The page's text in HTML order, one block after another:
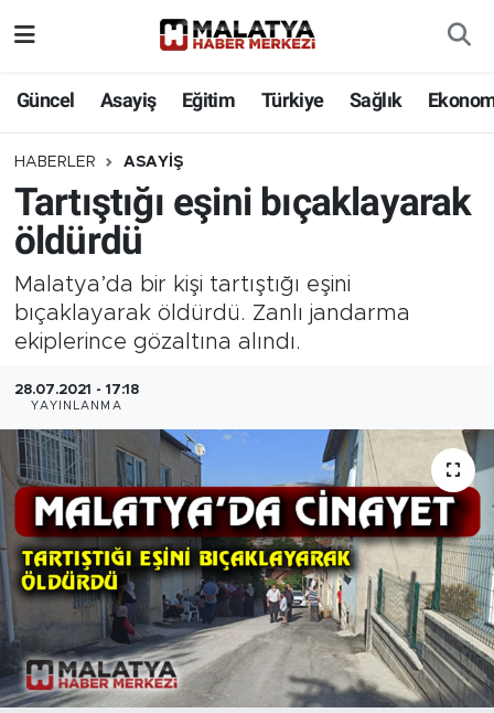
Güncel Asayiş Eğitim Türkiye Sağlık
HABERLER ASAYIŞ
Tartıştığı eşini bıçaklayarak
öldürdü
Malatya’da bir kişi tartıştığı eşini
bıçaklayarak öldürdü. Zanlı jandarma
ekiplerince gözaltına alındı.
28.07.2021 - 17:18
YAYINLANMA
Eğitim
Türkiye
Sağlık
Ekonomi
Teknoloji
İş İlanları
Dünya
Spor
Yazıhan